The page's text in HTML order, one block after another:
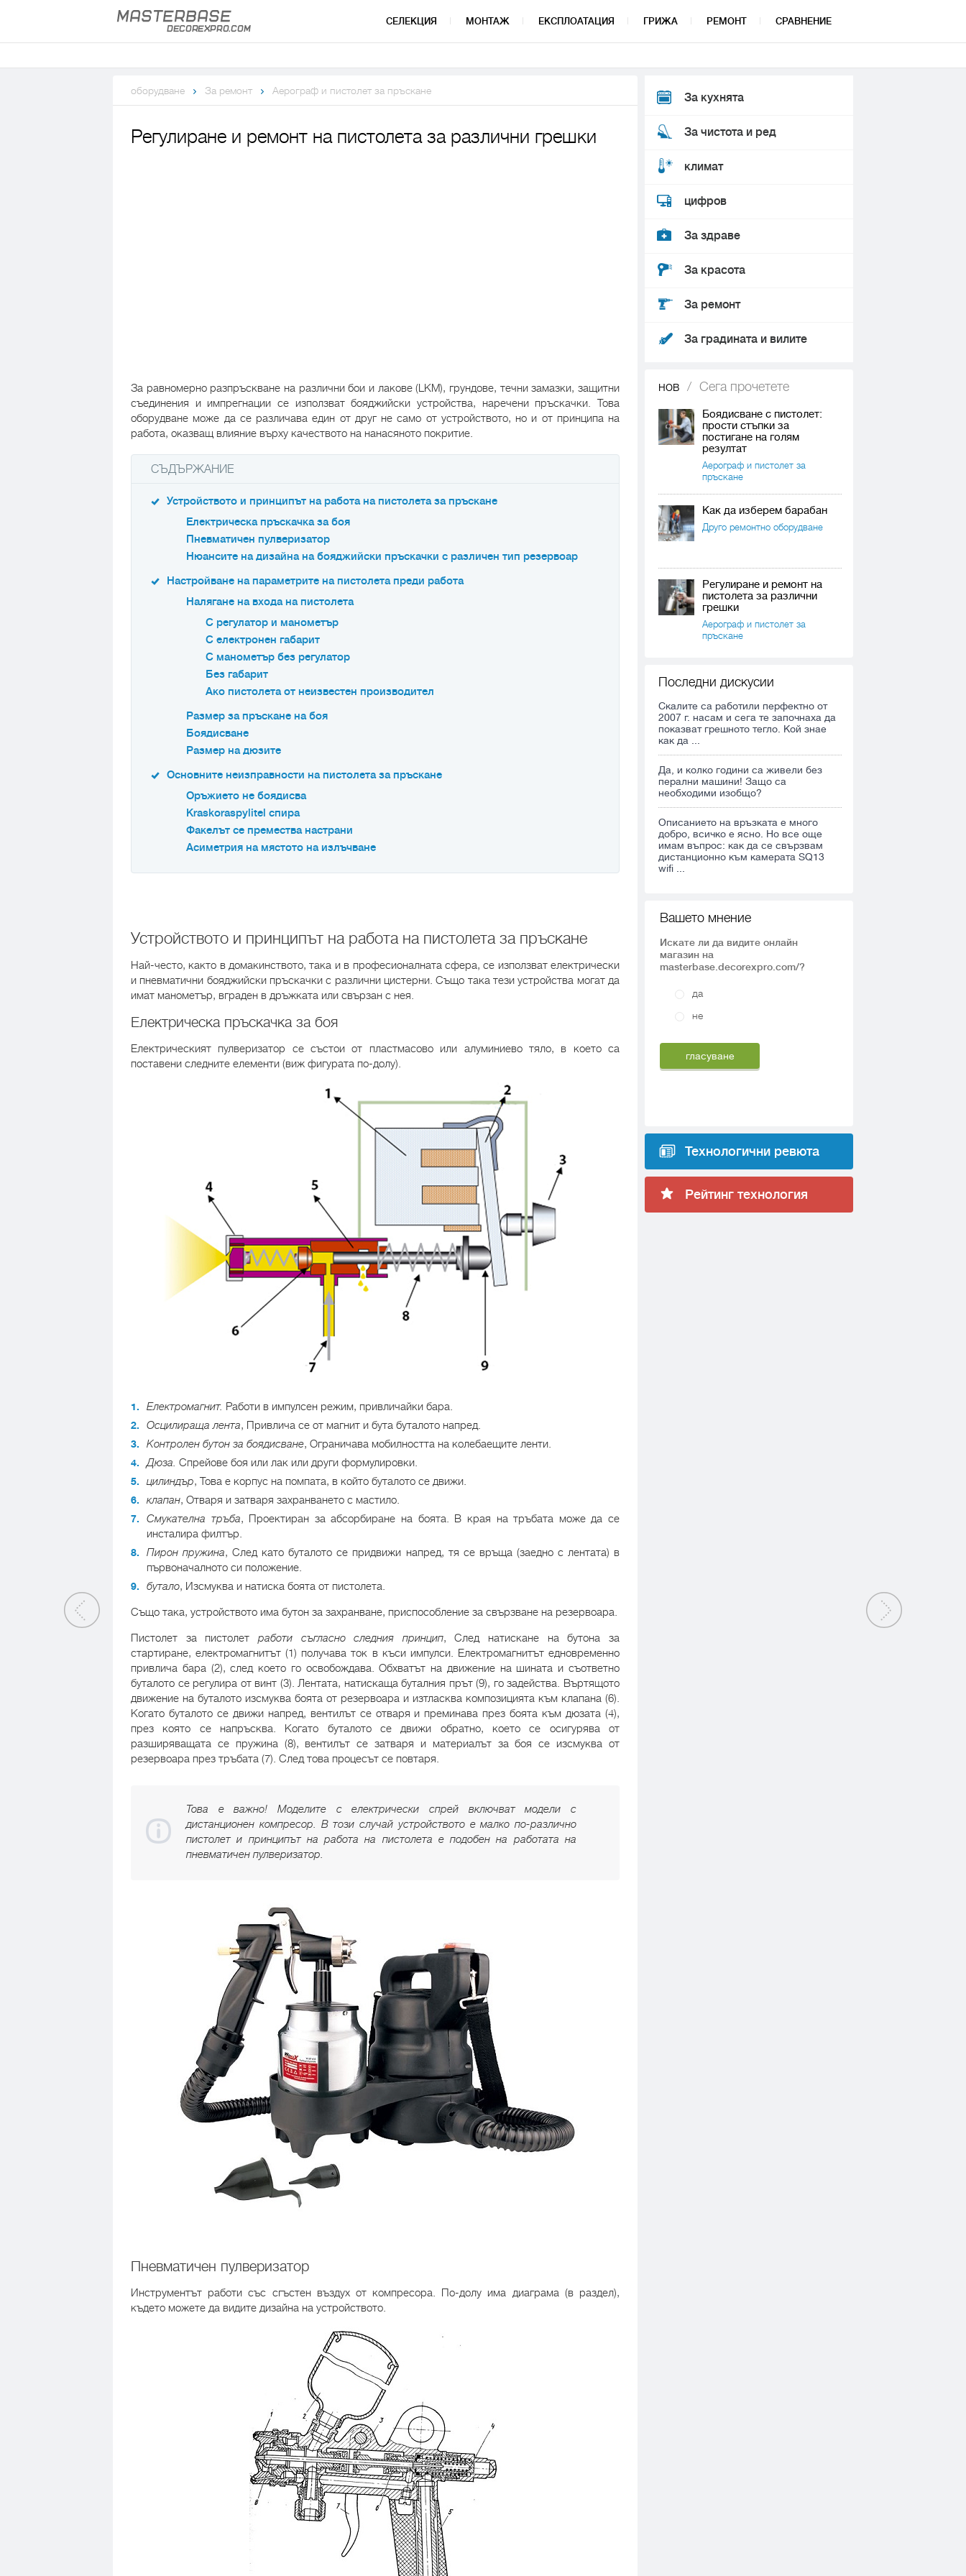
СЕЛЕКЦИЯ МОНТАЖ ЕКСПЛОАТАЦИЯ ГРИЖА РЕМОНТ СРАВНЕНИЕ
оборудване За ремонт Аерограф и пистолет за пръскане
Регулиране и ремонт на пистолета за различни грешки
За равномерно разпръскване на различни бои и лакове (LKM), грундове, течни замазки, защитни
съединения и импрегнации се използват бояджийски устройства, наречени пръскачки. Това
оборудване може да се различава един от друг не само от устройството, но и от принципа на
работа, оказващ влияние върху качеството на нанасяното покритие.
СЪДЪРЖАНИЕ
Устройството и принципът на работа на пистолета за пръскане
Електрическа пръскачка за боя
Пневматичен пулверизатор
Нюансите на дизайна на бояджийски пръскачки с различен тип резервоар
Настройване на параметрите на пистолета преди работа
Налягане на входа на пистолета
С регулатор и манометър
С електронен габарит
С манометър без регулатор
Без габарит
Ако пистолета от неизвестен производител
Размер за пръскане на боя
Боядисване
Размер на дюзите
Основните неизправности на пистолета за пръскане
Оръжието не боядисва
Kraskoraspylitel спира
Факелът се премества настрани
Асиметрия на мястото на излъчване
Устройството и принципът на работа на пистолета за пръскане
Най-често, както в домакинството, така и в професионалната сфера, се използват електрически
и пневматични бояджийски пръскачки с различни цистерни. Също така тези устройства могат да
имат манометър, вграден в дръжката или свързан с нея.
Електрическа пръскачка за боя
Електрическият пулверизатор се състои от пластмасово или алуминиево тяло, в което са
поставени следните елементи (виж фигурата по-долу).
Електромагнит. Работи в импулсен режим, привличайки бара.
Осцилираща лента, Привлича се от магнит и бута буталото напред.
Контролен бутон за боядисване, Ограничава мобилността на колебаещите ленти.
Дюза. Спрейове боя или лак или други формулировки.
цилиндър, Това е корпус на помпата, в който буталото се движи.
клапан, Отваря и затваря захранването с мастило.
Смукателна тръба, Проектиран за абсорбиране на боята. В края на тръбата може да се
инсталира филтър.
Пирон пружина, След като буталото се придвижи напред, тя се връща (заедно с лентата) в
първоначалното си положение.
бутало, Изсмуква и натиска боята от пистолета.
Също така, устройството има бутон за захранване, приспособление за свързване на резервоара.
Пистолет за пистолет работисъгласно следния принцип, След натискане на бутона за
стартиране, електромагнитът (1) получава ток в къси импулси. Електромагнитът едновременно
привлича бара (2), след което го освобождава. Обхватът на движение на шината и съответно
буталото се регулира от винт (3). Лентата, натискаща буталния прът (9), го задейства. Въртящото
движение на буталото изсмуква боята от резервоара и изтласква композицията към клапана (6).
Когато буталото се движи напред, вентилът се отваря и преминава през боята към дюзата (4),
през която се напръсква. Когато буталото се движи обратно, което се осигурява от
разширяващата се пружина (8), вентилът се затваря и материалът за боя се изсмуква от
резервоара през тръбата (7). След това процесът се повтаря.
Това е важно! Моделите с електрически спрей включват модели с
дистанционен компресор. В този случай устройството е малко по-различно
пистолет и принципът на работа на пистолета е подобен на работата на
пневматичен пулверизатор.
Пневматичен пулверизатор
Инструментът работи със сгъстен въздух от компресора. По-долу има диаграма (в раздел),
където можете да видите дизайна на устройството.
За кухнята
За чистота и ред
климат
цифров
За здраве
За красота
За ремонт
За градината и вилите
нов / Сега прочетете
Боядисване с пистолет:
прости стъпки за
постигане на голям
резултат
Аерограф и пистолет за
пръскане
Как да изберем барабан
Друго ремонтно оборудване
Регулиране и ремонт на
пистолета за различни
грешки
Аерограф и пистолет за
пръскане
Последни дискусии
Скалите са работили перфектно от
2007 г. насам и сега те започнаха да
показват грешното тегло. Кой знае
как да ...
Да, и колко години са живели без
перални машини! Защо са
необходими изобщо?
Описанието на връзката е много
добро, всичко е ясно. Но все още
имам въпрос: как да се свързвам
дистанционно към камерата SQ13
wifi ...
Вашето мнение
Искате ли да видите онлайн
магазин на
masterbase.decorexpro.com/?
да
не
Технологични ревюта
Рейтинг технология